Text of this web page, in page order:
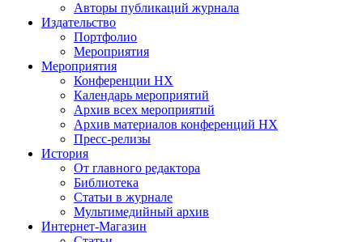
Авторы публикаций журнала
Издательство
Портфолио
Мероприятия
Мероприятия
Конференции НХ
Календарь мероприятий
Архив всех мероприятий
Архив материалов конференций НХ
Пресс-релизы
История
От главного редактора
Библиотека
Статьи в журнале
Мультимедийный архив
Интернет-Магазин